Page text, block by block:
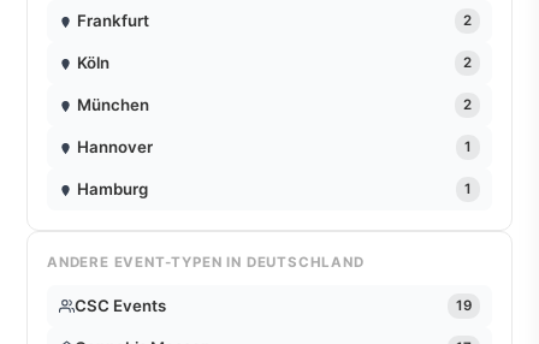
Frankfurt 2
Köln 2
München 2
Hannover 1
Hamburg 1
ANDERE EVENT-TYPEN IN DEUTSCHLAND
CSC Events 19